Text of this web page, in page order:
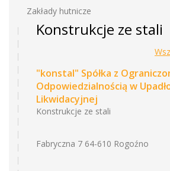
Zakłady hutnicze
Konstrukcje ze stali
"konstal" Spółka z
Odpowiedzialnością w
Likwidacyjnej
Konstrukcje ze stali
Fabryczna 7 64-610 Rogoźno